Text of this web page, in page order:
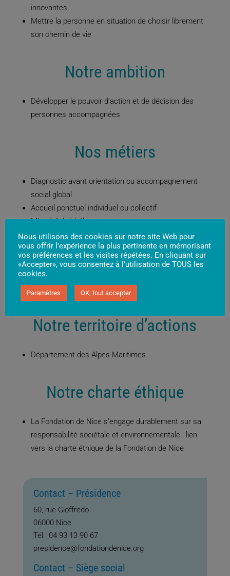
innovantes
Mettre la personne en situation de choisir librement
son chemin de vie
Notre ambition
Développer le pouvoir d’action et de décision des
personnes accompagnées
Nos métiers
Diagnostic avant orientation ou accompagnement
social global
Accueil ponctuel individuel ou collectif
Mise à l’abri, hébergement
Captation de logements, gestion locative,
relogement
Représentation en justice de mineurs victimes
Accompagnement à la recherche d’emploi
Apprentissage de la conduite
Notre territoire d’actions
Département des Alpes-Maritimes
Notre charte éthique
La Fondation de Nice s’engage durablement sur sa
responsabilité sociétale et environnementale : lien
vers la charte éthique de la Fondation de Nice
Contact – Présidence
60, rue Gioffredo
06000 Nice
Tél : 04 93 13 90 67
presidence@fondationdenice.org
Contact – Siège social
Nous utilisons des cookies sur notre site Web pour
vous offrir l'expérience la plus pertinente en mémorisant
vos préférences et les visites répétées. En cliquant sur
«Accepter», vous consentez à l'utilisation de TOUS les
cookies.
Paramètres OK, tout accepter